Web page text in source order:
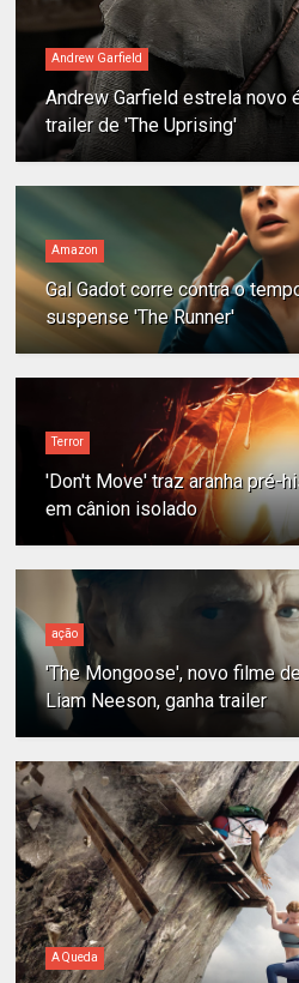
Andrew Garfield
Andrew Garfield estrela novo
trailer de 'The Uprising'
Amazon
Gal Gadot corre contra o
suspense 'The Runner'
Terror
'Don't Move' traz aranha pré-
em cânion isolado
ação
'The Mongoose', novo filme
Liam Neeson, ganha trailer
A Queda